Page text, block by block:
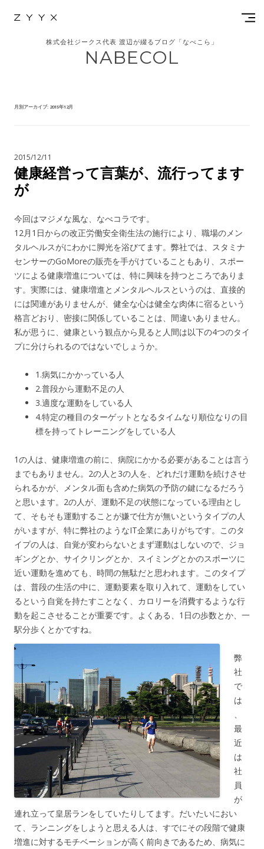
株式会社ジークス代表 渡辺が綴るブログ「なべこら」
NABECOL
月別アーカイブ: 2015年12月
2015/12/11
健康経営って言葉が、流行ってます
が
今回はマジメな風な、なべコラです。
12月1日からの改正労働安全衛生法の施行により、職場のメン
タルヘルスがにわかに脚光を浴びてます。弊社では、スタミナ
センサーのGoMoreの販売を手がけていることもあり、スポー
ツによる健康増進については、特に興味を持つところでありま
す。実際には、健康増進とメンタルヘルスというのは、直接的
には関連がありませんが、健全な心は健全な肉体に宿るという
格言どおり、密接に関係していることは、間違いありません。
私が思うに、健康という観点から見ると人間は以下の4つのタイ
プに分けられるのではないでしょうか。
1.病気にかかっている人
2.普段から運動不足の人
3.適度な運動をしている人
4.特定の種目のターゲットとなるタイムなり順位なりの目
標を持ってトレーニングをしている人
1の人は、健康増進の前に、病院にかかる必要があることは言う
までもありません。2の人と3の人を、どれだけ運動を続けさせ
られるかが、メンタル面も含めた病気の予防の鍵になるだろう
と思います。2の人が、運動不足の状態になっている理由とし
て、そもそも運動することが嫌で仕方が無いというタイプの人
がいますが、特に弊社のようなIT企業にありがちです。このタ
イプの人は、自覚が変わらないとまず運動はしないので、ジョ
ギングとか、サイクリングとか、スイミングとかのスポーツに
近い運動を進めても、時間の無駄だと思われます。このタイプ
は、普段の生活の中に、運動要素を取り入れて、運動をしてい
るという自覚を持たすことなく、カロリーを消費するような行
動を起こさせることが重要です。よくある、1日の歩数とか、一
駅分歩くとかですね。
弊
社
で
は
最
近
は
社
員
が
連れ立って皇居ランをしていたりしてます。だいたいにおい
て、ランニングをしようと思える人は、すでにその段階で健康
増進に対するモチベーションが高く前向きであるため、病気に